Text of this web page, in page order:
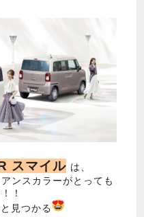
スマイル は、
ンスカラーがとっても
！
見つかる